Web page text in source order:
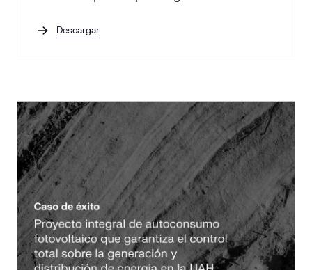
sostenible.
Descargar